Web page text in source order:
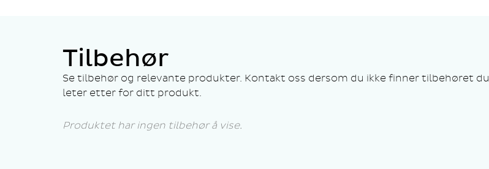
Tilbehør
Se tilbehør og relevante produkter. Kontakt oss dersom du ikke finner tilbehøret du
leter etter for ditt produkt.
Produktet har ingen tilbehør å vise.